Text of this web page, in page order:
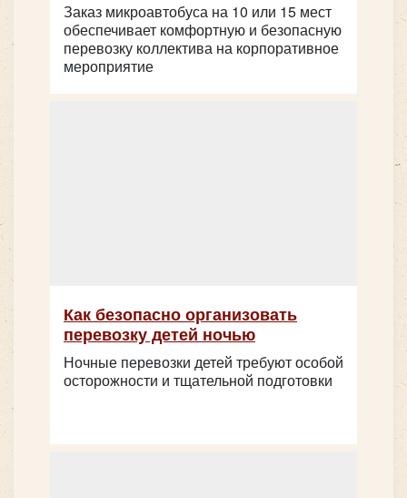
Заказ микроавтобуса на 10 или 15 мест
обеспечивает комфортную и безопасную
перевозку коллектива на корпоративное
мероприятие
Как безопасно организовать
перевозку детей ночью
Ночные перевозки детей требуют особой
осторожности и тщательной подготовки